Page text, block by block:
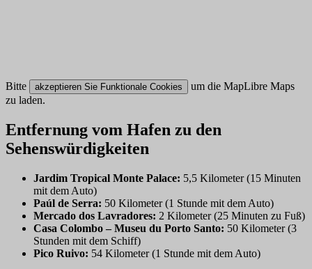
Bitte akzeptieren Sie Funktionale Cookies
um die MapLibre Maps
zu laden.
Entfernung vom Hafen zu den
Sehenswürdigkeiten
Jardim Tropical Monte Palace: 5,5 Kilometer (15 Minuten
mit dem Auto)
Paúl de Serra: 50 Kilometer (1 Stunde mit dem Auto)
Mercado dos Lavradores: 2 Kilometer (25 Minuten zu Fuß)
Casa Colombo – Museu du Porto Santo: 50 Kilometer (3
Stunden mit dem Schiff)
Pico Ruivo: 54 Kilometer (1 Stunde mit dem Auto)